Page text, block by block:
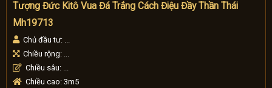
Tượng Đức Kitô Vua Đá Trắng Cách Điệu Đầy Thần Thái
Mh19713
Chủ đầu tư: ...
Chiều rộng: ...
Chiều sâu: ...
Chiều cao: 3m5